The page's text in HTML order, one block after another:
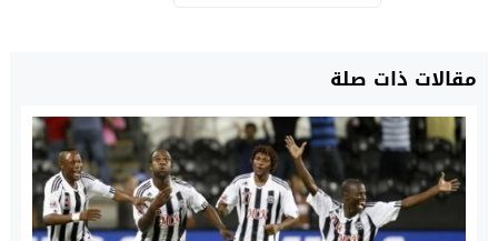
مقالات ذات صلة